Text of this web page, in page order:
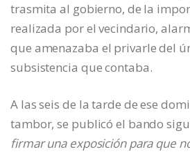
trasmita al gobierno, de la
realizada por el vecindario,
que amenazaba el privarle del
subsistencia que contaba.
A las seis de la tarde de ese
tambor, se publicó el bando
firmar una exposición para que